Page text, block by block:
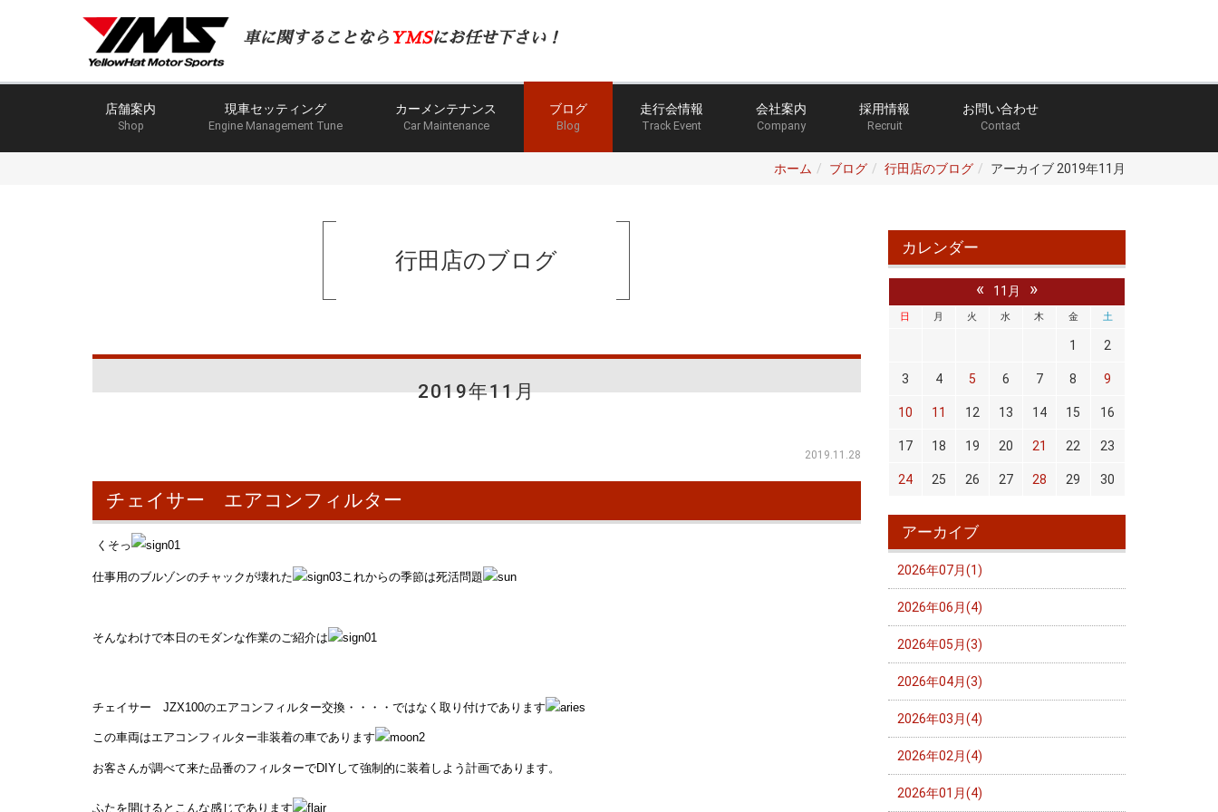
車に関することなら YMSにお任せ下さい！
店舗案内
Shop
現車セッティング
Engine Management Tune
カーメンテナンス
Car Maintenance
ブログ
Blog
走行会情報
Track Event
会社案内
Company
採用情報
Recruit
お問い合わせ
Contact
ホーム ブログ 行田店のブログ アーカイブ 2019年11月
行田店のブログ
2019年11月
2019.11.28
チェイサー エアコンフィルター
くそっ
仕事用のブルゾンのチャックが壊れた これからの季節は死活問題
そんなわけで本日のモダンな作業のご紹介は
チェイサー JZX100のエアコンフィルター交換・・・・ではなく取り付けであります
この車両はエアコンフィルター非装着の車であります
お客さんが調べて来た品番のフィルターでDIYして強制的に装着しよう計画であります。
ふたを開けるとこんな感じであります
カレンダー
« 11月 »
日 月 火 水 木 金 土
1 2
3 4 5 6 7 8 9
10 11 12 13 14 15 16
17 18 19 20 21 22 23
24 25 26 27 28 29 30
アーカイブ
2026年07月(1)
2026年06月(4)
2026年05月(3)
2026年04月(3)
2026年03月(4)
2026年02月(4)
2026年01月(4)